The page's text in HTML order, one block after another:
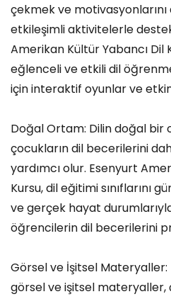
çekmek ve
etkileşimli aktivitelerle
Amerikan Kültür Yabancı Dil
eğlenceli ve etkili dil
için interaktif oyunlar ve
Doğal Ortam: Dilin doğal
çocukların dil becerilerini
yardımcı olur. Esenyurt
Kursu, dil eğitimi sınıflarını
ve gerçek hayat
öğrencilerin dil becerilerini
Görsel ve İşitsel
görsel ve işitsel materyaller,